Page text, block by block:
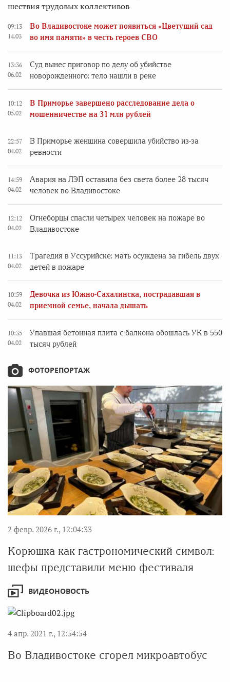
шествия трудовых коллективов
09:13
14.03
Во Владивостоке может появиться «Цветущий сад
во имя памяти» в честь героев СВО
13:36
06.02
Суд вынес приговор по делу об убийстве
новорожденного: тело нашли в реке
10:12
05.02
В Приморье завершено расследование дела о
мошенничестве на 31 млн рублей
22:57
04.02
В Приморье женщина совершила убийство из-за
ревности
14:59
04.02
Авария на ЛЭП оставила без света более 28 тысяч
человек во Владивостоке
12:12
04.02
Огнеборцы спасли четырех человек на пожаре во
Владивостоке
11:13
04.02
Трагедия в Уссурийске: мать осуждена за гибель двух
детей в пожаре
10:59
04.02
Девочка из Южно-Сахалинска, пострадавшая в
приемной семье, начала дышать
10:35
04.02
Упавшая бетонная плита с балкона обошлась УК в 550
тысяч рублей
ФОТОРЕПОРТАЖ
2 февр. 2026 г., 12:04:33
Корюшка как гастрономический символ:
шефы представили меню фестиваля
ВИДЕОНОВОСТЬ
4 апр. 2021 г., 12:54:54
Во Владивостоке сгорел микроавтобус